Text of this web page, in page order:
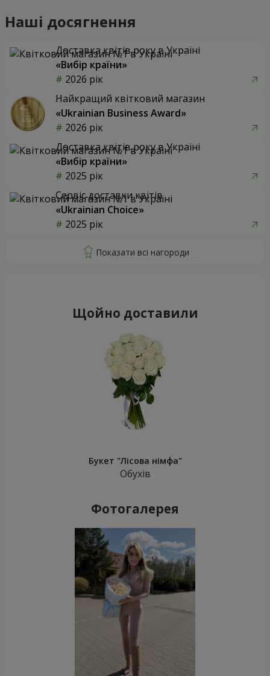
Наші досягнення
Доставка квітів року в Україні
«Вибір країни»
2026 рік
Найкращий квітковий магазин
«Ukrainian Business Award»
2026 рік
Доставка квітів року в Україні
«Вибір країни»
2025 рік
Сервіс доставки квітів
«Ukrainian Choice»
2025 рік
Щойно доставили
Букет "Лісова німфа"
Обухів
Фотогалерея